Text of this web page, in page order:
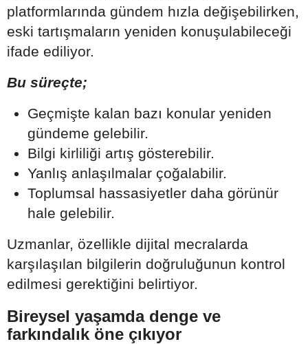
platformlarında gündem hızla değişebilirken,
eski tartışmaların yeniden konuşulabileceği
ifade ediliyor.
Bu süreçte;
Geçmişte kalan bazı konular yeniden
gündeme gelebilir.
Bilgi kirliliği artış gösterebilir.
Yanlış anlaşılmalar çoğalabilir.
Toplumsal hassasiyetler daha görünür
hale gelebilir.
Uzmanlar, özellikle dijital mecralarda
karşılaşılan bilgilerin doğruluğunun kontrol
edilmesi gerektiğini belirtiyor.
Bireysel yaşamda denge ve
farkındalık öne çıkıyor